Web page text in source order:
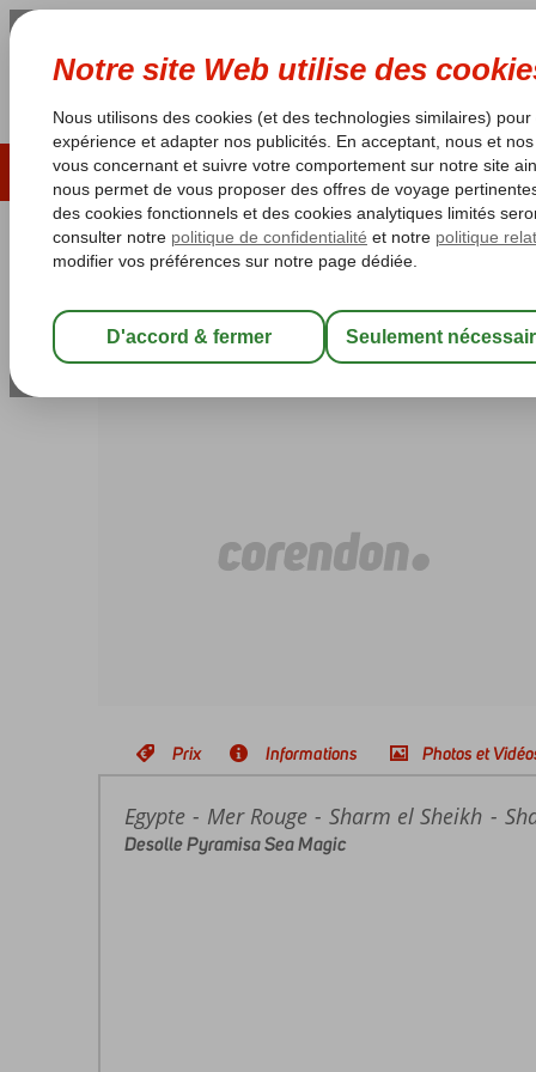
ÉTÉ 2026 LAST MINUTES
Les garanties de vacances Garantie du prix le plus
Desolle Pyramisa Sea Magic
Prix Informations Photos et
Accueil
Egypte Mer Rouge Sharm el Sheikh
Desolle Pyramisa Sea Magic